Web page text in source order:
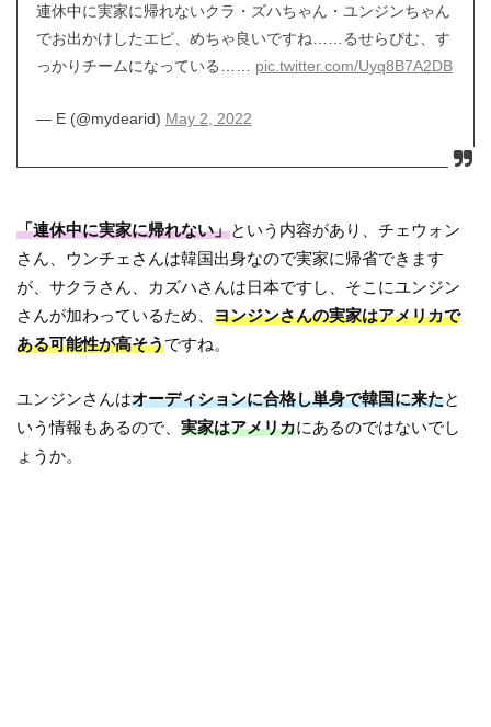
連休中に実家に帰れないクラ・ズハちゃん・ユンジンちゃん
でお出かけしたエピ、めちゃ良いですね……るせらぴむ、す
っかりチームになっている…… pic.twitter.com/Uyq8B7A2DB
— E (@mydearid) May 2, 2022
「連休中に実家に帰れない」という内容があり、チェウォン
さん、ウンチェさんは韓国出身なので実家に帰省できます
が、サクラさん、カズハさんは日本ですし、そこにユンジン
さんが加わっているため、ヨンジンさんの実家はアメリカで
ある可能性が高そうですね。
ユンジンさんはオーディションに合格し単身で韓国に来たと
いう情報もあるので、実家はアメリカにあるのではないでし
ょうか。